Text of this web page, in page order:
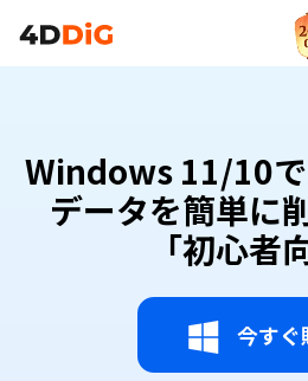
Windows 11/10
データを簡単に
「初心者
今すぐ